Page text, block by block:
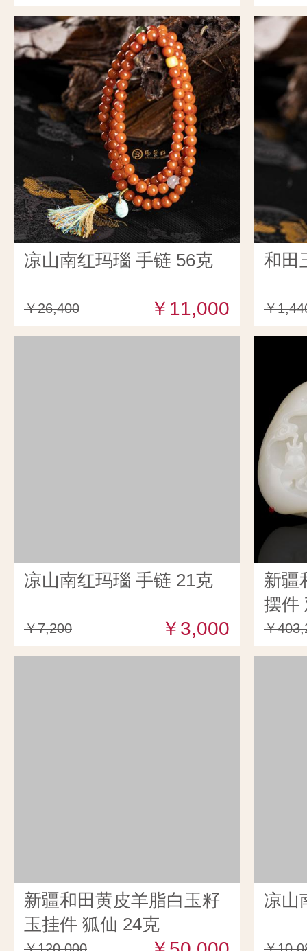
凉山南红玛瑙 手链 56克
￥26,400 ￥11,000
和田
￥
凉山南红玛瑙 手链 21克
￥7,200 ￥3,000
新疆
摆件
￥
新疆和田黄皮羊脂白玉籽
玉挂件 狐仙 24克
凉山